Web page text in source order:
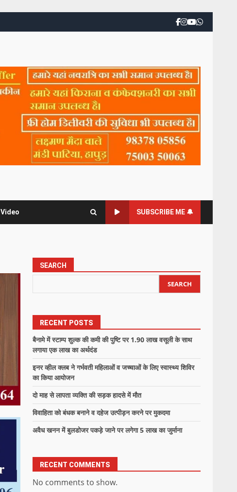
Video SUBSCRIBE ME 🔔
SEARCH
SEARCH
RECENT POSTS
बैनामे में स्टाम्प शुल्क की कमी की पुष्टि पर 1.90 लाख वसूली के साथ
लगाया एक लाख का अर्थदंड
इनर व्हील क्लब ने गर्भवती महिलाओं व जच्चाओं के लिए स्वास्थ्य शिविर
का किया आयोजन
दो माह से लापता व्यक्ति की सड़क हादसे में मौत
विवाहिता को बंधक बनाने व दहेज उत्पीड़न करने पर मुकदमा
अवैध खनन में बुलडोजर पकड़े जाने पर लगेगा 5 लाख का जुर्माना
RECENT COMMENTS
No comments to show.